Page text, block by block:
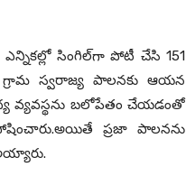
సింగిల్‌గా పోటీ చేసి 151
గ్రామ స్వరాజ్య పాలనకు ఆయన
వ్యవస్థను బలోపేతం చేయడంతో
ప్రజా పాలనను